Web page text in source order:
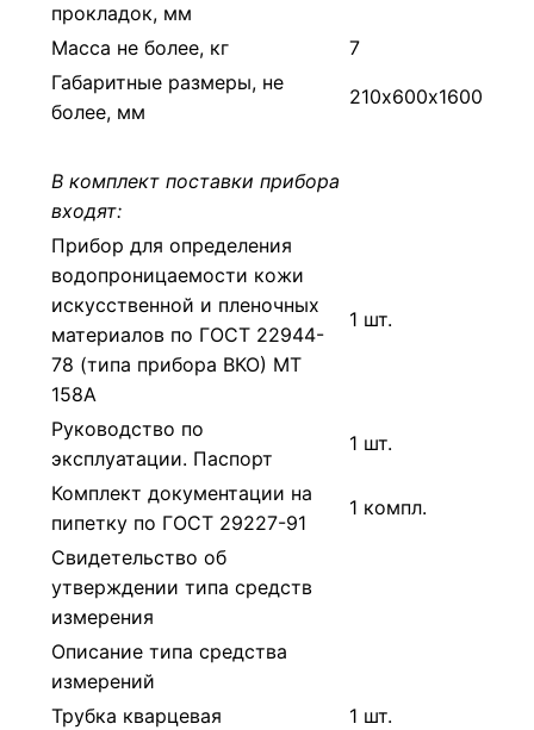
прокладок, мм
Масса не более, кг
7
Габаритные размеры, не
более, мм
210х600х1600
В комплект поставки прибора
входят:
Прибор для определения
водопроницаемости кожи
искусственной и пленочных
материалов по ГОСТ 22944-
78 (типа прибора ВКО) МТ
158А
1 шт.
Руководство по
эксплуатации. Паспорт
1 шт.
Комплект документации на
пипетку по ГОСТ 29227-91
1 компл.
Свидетельство об
утверждении типа средств
измерения
Описание типа средства
измерений
Трубка кварцевая
1 шт.